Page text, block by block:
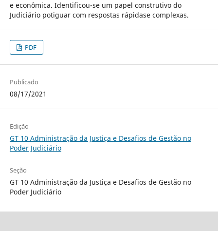
e econômica. Identificou-se um papel construtivo do
Judiciário potiguar com respostas rápidase complexas.
PDF
Publicado
08/17/2021
Edição
GT 10 Administração da Justiça e Desafios de Gestão no
Poder Judiciário
Seção
GT 10 Administração da Justiça e Desafios de Gestão no
Poder Judiciário